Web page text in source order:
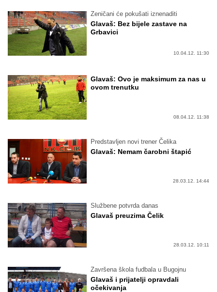
Zeničani će pokušati iznenaditi
Glavaš: Bez bijele zastave na
Grbavici
10.04.12. 11:30
Glavaš: Ovo je maksimum za nas u
ovom trenutku
08.04.12. 11:38
Predstavljen novi trener Čelika
Glavaš: Nemam čarobni štapić
28.03.12. 14:44
Službene potvrda danas
Glavaš preuzima Čelik
28.03.12. 10:11
Završena škola fudbala u Bugojnu
Glavaš i prijatelji opravdali
očekivanja